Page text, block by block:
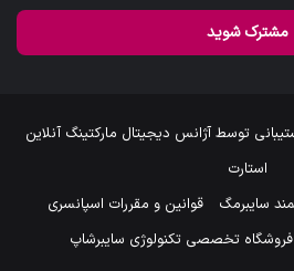
توسطآژانس دیجیتال مارکتینگ آنلاین
استارت
سایبرمگ
قوانین و مقررات اسپانسری
فروشگاه تخصصی تکنولوژی سایبرشاپ